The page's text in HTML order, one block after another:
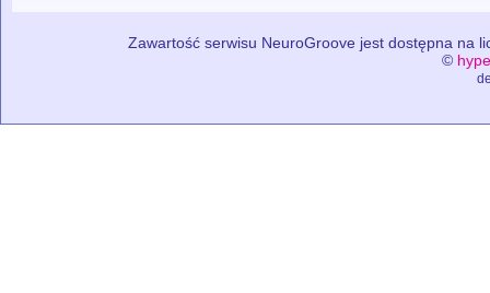
Zawartość serwisu NeuroGroove jest dostępna na
©